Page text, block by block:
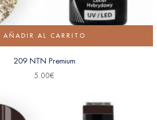
AÑADIR AL CARRITO
209 NTN Premium
5.00€